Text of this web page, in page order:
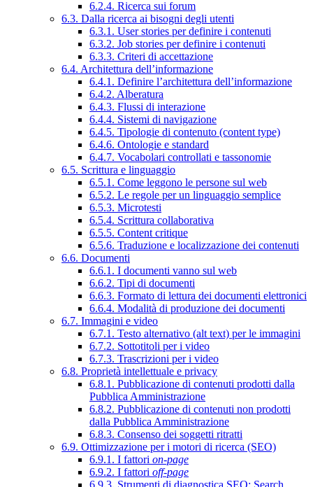
6.2.4. Ricerca sui forum
6.3. Dalla ricerca ai bisogni degli utenti
6.3.1. User stories per definire i contenuti
6.3.2. Job stories per definire i contenuti
6.3.3. Criteri di accettazione
6.4. Architettura dell’informazione
6.4.1. Definire l’architettura dell’informazione
6.4.2. Alberatura
6.4.3. Flussi di interazione
6.4.4. Sistemi di navigazione
6.4.5. Tipologie di contenuto (content type)
6.4.6. Ontologie e standard
6.4.7. Vocabolari controllati e tassonomie
6.5. Scrittura e linguaggio
6.5.1. Come leggono le persone sul web
6.5.2. Le regole per un linguaggio semplice
6.5.3. Microtesti
6.5.4. Scrittura collaborativa
6.5.5. Content critique
6.5.6. Traduzione e localizzazione dei contenuti
6.6. Documenti
6.6.1. I documenti vanno sul web
6.6.2. Tipi di documenti
6.6.3. Formato di lettura dei documenti elettronici
6.6.4. Modalità di produzione dei documenti
6.7. Immagini e video
6.7.1. Testo alternativo (alt text) per le immagini
6.7.2. Sottotitoli per i video
6.7.3. Trascrizioni per i video
6.8. Proprietà intellettuale e privacy
6.8.1. Pubblicazione di contenuti prodotti dalla
Pubblica Amministrazione
6.8.2. Pubblicazione di contenuti non prodotti
dalla Pubblica Amministrazione
6.8.3. Consenso dei soggetti ritratti
6.9. Ottimizzazione per i motori di ricerca (SEO)
6.9.1. I fattori on-page
6.9.2. I fattori off-page
6.9.3. Strumenti di diagnostica SEO: Search